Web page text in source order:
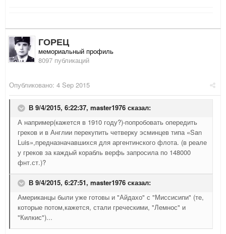
ГОРЕЦ
мемориальный профиль
8097 публикаций
Опубликовано: 4 Sep 2015
В 9/4/2015, 6:22:37, master1976 сказал:
А например(кажется в 1910 году?)-попробовать опередить
греков и в Англии перекупить четверку эсминцев типа «San
Luis»,предназначавшихся для аргентинского флота. (в реале
у греков за каждый корабль верфь запросила по 148000
фнт.ст.)?
В 9/4/2015, 6:27:51, master1976 сказал:
Американцы были уже готовы и "Айдахо" с "Миссисипи" (те,
которые потом,кажется, стали греческими, "Лемнос" и
"Килкис")...